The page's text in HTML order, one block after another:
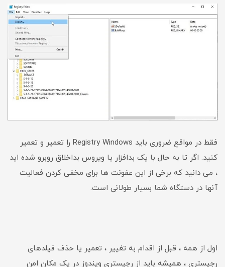
فقط در مواقع ضروری باید Registry Windows را تعمیر و تعمیر
کنید. اگر تا به حال با یک بدافزار یا ویروس بداخلاق روبرو شده اید
، می دانید که برخی از این عفونت ها برای مخفی کردن فعالیت
آنها در دستگاه شما بسیار طولانی است.
اول از همه ، قبل از اقدام به تغییر ، تعمیر یا حذف فیلدهای
رجیستری ، همیشه باید از رجیستری ویندوز در یک مکان امن